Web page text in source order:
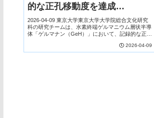
的な正孔移動度を達成
──2D/3D同一元素ヘテロ界面
による新たな材料開発の指針
2026-04-09 東京大学東京大学大学院総合文化研究
科の研究チームは、水素終端ゲルマニウム層状半導
体「ゲルマナン（GeH）」において、記録的な正孔
2026-04-09